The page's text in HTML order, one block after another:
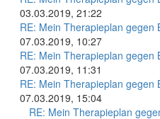
03.03.2019, 21:22
RE: Mein Therapieplan gegen
07.03.2019, 10:27
RE: Mein Therapieplan gegen
07.03.2019, 11:31
RE: Mein Therapieplan gegen
07.03.2019, 15:04
RE: Mein Therapieplan